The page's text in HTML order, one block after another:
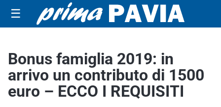
☰
Bonus famiglia 2019: in
arrivo un contributo di 1500
euro – ECCO I REQUISITI